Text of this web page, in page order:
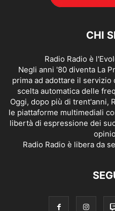
CHI
Radio Radio è
Negli anni '80 diventa La
prima ad adottare il
scelta automatica delle
Oggi, dopo più di trent'anni,
le piattaforme multimediali
libertà di espressione dei
Radio Radio è libera da